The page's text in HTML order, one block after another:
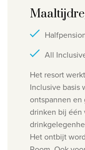
All
Het resort
Inclusive basis
ontspannen
drinken bij één
Het ontbijt